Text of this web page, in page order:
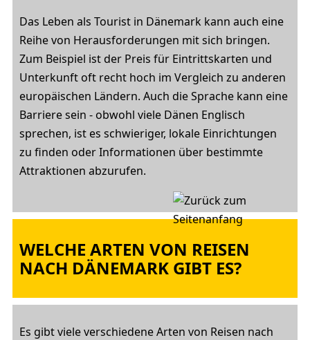
Das Leben als Tourist in Dänemark kann auch eine
Reihe von Herausforderungen mit sich bringen.
Zum Beispiel ist der Preis für Eintrittskarten und
Unterkunft oft recht hoch im Vergleich zu anderen
europäischen Ländern. Auch die Sprache kann eine
Barriere sein - obwohl viele Dänen Englisch
sprechen, ist es schwieriger, lokale Einrichtungen
zu finden oder Informationen über bestimmte
Attraktionen abzurufen.
WELCHE ARTEN VON REISEN
NACH DÄNEMARK GIBT ES?
Es gibt viele verschiedene Arten von Reisen nach